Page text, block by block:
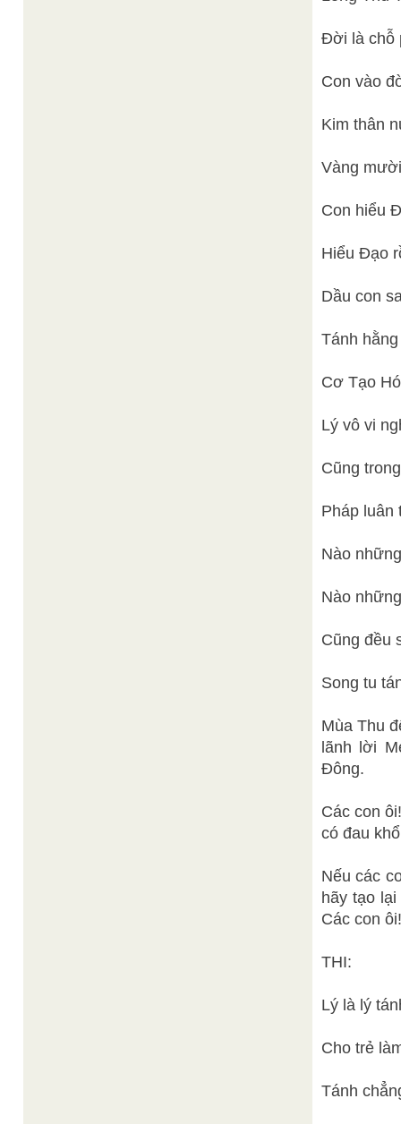
Đời là chỗ
Con vào
Kim thân
Vàng
Con hiểu
Hiểu Đạo
Dầu con
Tánh
Cơ Tạo
Lý vô vi
Cũng
Pháp luân
Nào
Nào
Cũng đều
Song tu
Mùa Thu
lãnh lời
Đông.
Các con
có đau
Nếu các
hãy tạo
Các con
THI:
Lý là lý
Cho trẻ
Tánh